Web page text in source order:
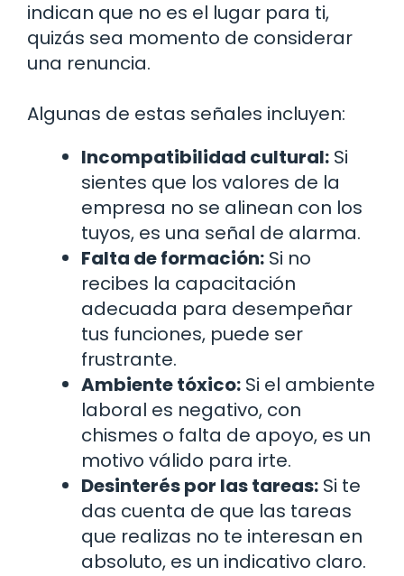
indican que no es el lugar para ti,
quizás sea momento de considerar
una renuncia.
Algunas de estas señales incluyen:
Incompatibilidad cultural: Si
sientes que los valores de la
empresa no se alinean con los
tuyos, es una señal de alarma.
Falta de formación: Si no
recibes la capacitación
adecuada para desempeñar
tus funciones, puede ser
frustrante.
Ambiente tóxico: Si el ambiente
laboral es negativo, con
chismes o falta de apoyo, es un
motivo válido para irte.
Desinterés por las tareas: Si te
das cuenta de que las tareas
que realizas no te interesan en
absoluto, es un indicativo claro.